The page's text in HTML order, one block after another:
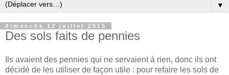
▼
dimanche 12 juillet 2015
Des sols faits de pennies
Ils avaient des pennies qui ne servaient à rien, donc ils ont
décidé de les utiliser de façon utile : pour refaire les sols de